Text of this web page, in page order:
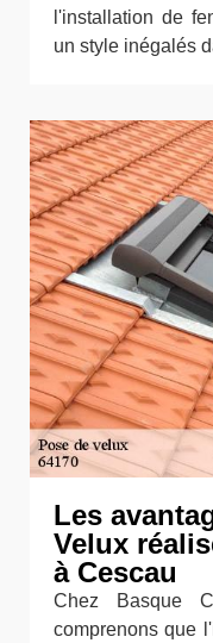
l'installation de
un style inégalés
Les
Velux
à Cescau
Chez Basque
comprenons que